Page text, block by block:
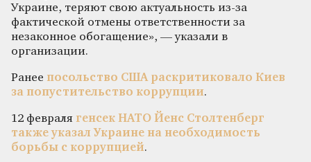
Украине, теряют свою актуальность из-за
фактической отмены ответственности за
незаконное обогащение», — указали в
организации.
Ранее посольство США раскритиковало Киев
за попустительство коррупции.
12 февраля генсек НАТО Йенс Столтенберг
также указал Украине на необходимость
борьбы с коррупцией.